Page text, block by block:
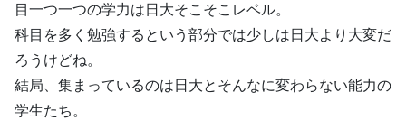
目一つ一つの学力は日大そこそこレベル。
科目を多く勉強するという部分では少しは日大より大変だ
ろうけどね。
結局、集まっているのは日大とそんなに変わらない能力の
学生たち。